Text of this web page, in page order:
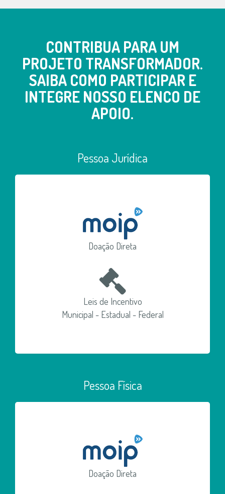
CONTRIBUA PARA UM
PROJETO TRANSFORMADOR.
SAIBA COMO PARTICIPAR E
INTEGRE NOSSO ELENCO DE
APOIO.
Pessoa Jurídica
Doação Direta
Leis de Incentivo
Municipal - Estadual - Federal
Pessoa Física
Doação Direta